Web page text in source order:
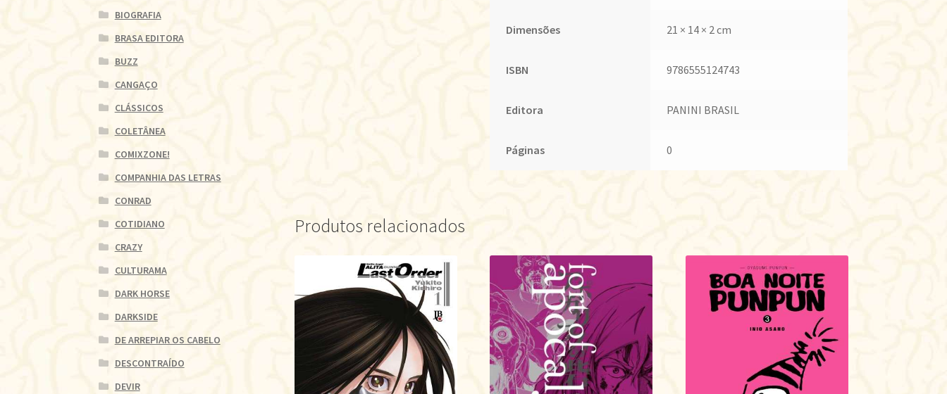
Dimensões 21 × 14 × 2 cm
ISBN 9786555124743
Editora PANINI BRASIL
Páginas 0
Produtos relacionados
BIOGRAFIA
BRASA EDITORA
BUZZ
CANGAÇO
CLÁSSICOS
COLETÂNEA
COMIXZONE!
COMPANHIA DAS LETRAS
CONRAD
COTIDIANO
CRAZY
CULTURAMA
DARK HORSE
DARKSIDE
DE ARREPIAR OS CABELO
DESCONTRAÍDO
DEVIR